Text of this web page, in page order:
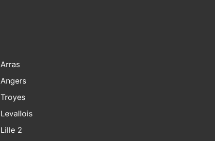
Arras
Angers
Troyes
Levallois
Lille 2